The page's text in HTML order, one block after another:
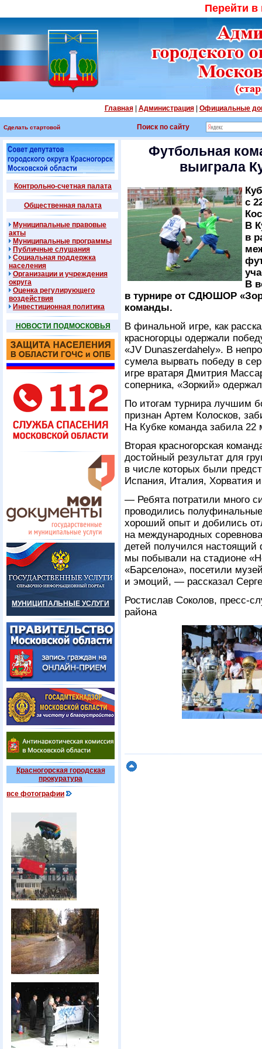
Перейти
Главная| Администрация| Официальные
Сделать стартовой Поиск по сайту
Контрольно-счетная палата
Общественная палата
Муниципальные правовые
акты
Муниципальные программы
Публичные слушания
Социальная поддержка
населения
Организации и учреждения
округа
Оценка регулирующего
воздействия
Инвестиционная политика
НОВОСТИ ПОДМОСКОВЬЯ
МУНИЦИПАЛЬНЫЕ УСЛУГИ
Красногорская городская
прокуратура
все фотографии
Футбольная
выиграла
с
В
в
В
в турнире от СДЮШОР
команды.
В финальной игре, как
красногорцы одержали
«JV Dunaszerdahely». В
сумела вырвать победу в
игре вратаря Дмитрия
соперника, «Зоркий»
По итогам турнира лучшим
признан Артем Колосков,
На Кубке команда забила
Вторая красногорская
достойный результат для
в числе которых были
Испания, Италия, Хорватия
— Ребята потратили много
проводились
хороший опыт и добились
на международных
детей получился настоящий
мы побывали на стадионе
«Барселона», посетили
и эмоций, — рассказал
Ростислав Соколов, пресс-
района